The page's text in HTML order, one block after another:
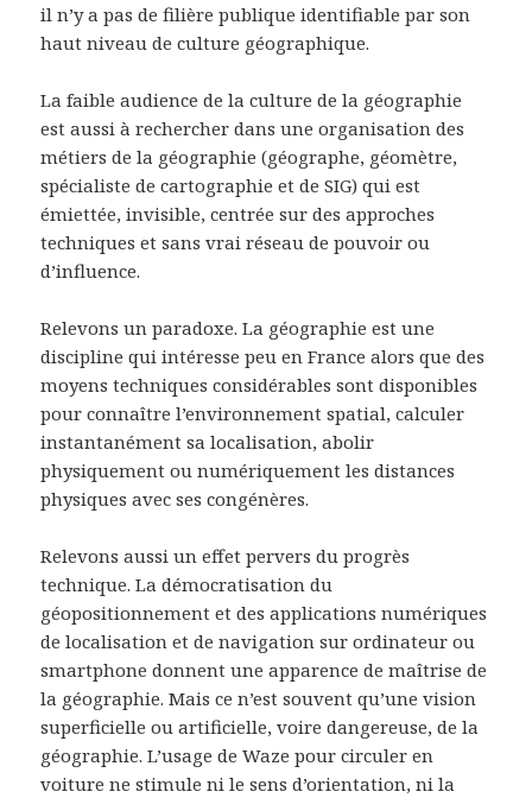
il n’y a pas de filière publique identifiable par son
haut niveau de culture géographique.
La faible audience de la culture de la géographie
est aussi à rechercher dans une organisation des
métiers de la géographie (géographe, géomètre,
spécialiste de cartographie et de SIG) qui est
émiettée, invisible, centrée sur des approches
techniques et sans vrai réseau de pouvoir ou
d’influence.
Relevons un paradoxe. La géographie est une
discipline qui intéresse peu en France alors que des
moyens techniques considérables sont disponibles
pour connaître l’environnement spatial, calculer
instantanément sa localisation, abolir
physiquement ou numériquement les distances
physiques avec ses congénères.
Relevons aussi un effet pervers du progrès
technique. La démocratisation du
géopositionnement et des applications numériques
de localisation et de navigation sur ordinateur ou
smartphone donnent une apparence de maîtrise de
la géographie. Mais ce n’est souvent qu’une vision
superficielle ou artificielle, voire dangereuse, de la
géographie. L’usage de Waze pour circuler en
voiture ne stimule ni le sens d’orientation, ni la